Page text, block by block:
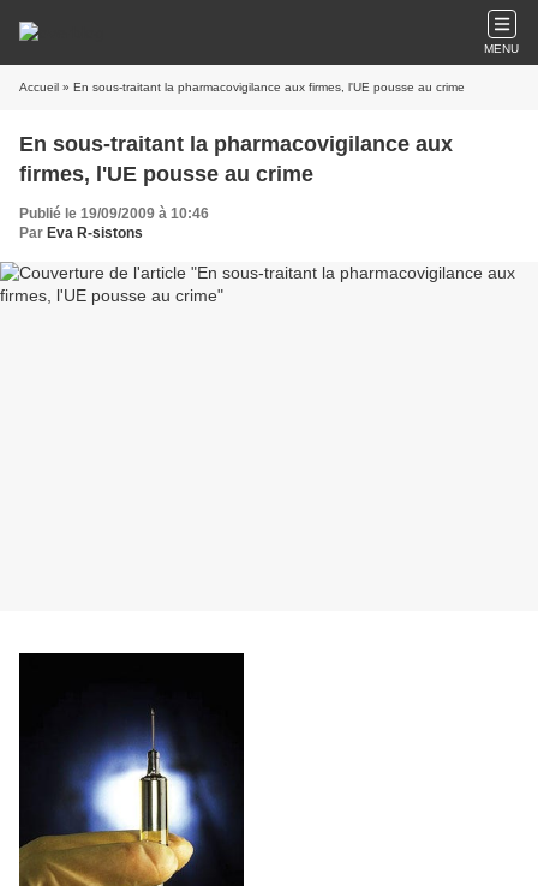
MENU
Accueil » En sous-traitant la pharmacovigilance aux firmes, l'UE pousse au crime
En sous-traitant la pharmacovigilance aux
firmes, l'UE pousse au crime
Publié le 19/09/2009 à 10:46
Par Eva R-sistons